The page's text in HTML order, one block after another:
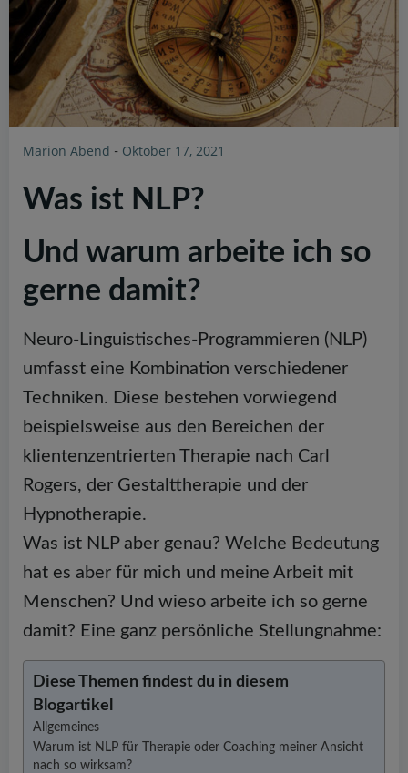
Marion Abend - Oktober 17, 2021
Was ist NLP?
Und warum arbeite ich so
gerne damit?
Neuro-Linguistisches-Programmieren (NLP)
umfasst eine Kombination verschiedener
Techniken. Diese bestehen vorwiegend
beispielsweise aus den Bereichen der
klientenzentrierten Therapie nach Carl
Rogers, der Gestalttherapie und der
Hypnotherapie.
Was ist NLP aber genau? Welche Bedeutung
hat es aber für mich und meine Arbeit mit
Menschen? Und wieso arbeite ich so gerne
damit? Eine ganz persönliche Stellungnahme:
Diese Themen findest du in diesem
Blogartikel
Allgemeines
Warum ist NLP für Therapie oder Coaching meiner Ansicht
nach so wirksam?